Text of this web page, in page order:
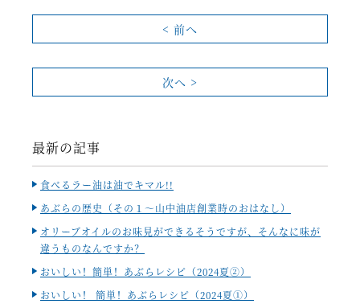
< 前へ
次へ >
最新の記事
食べるラー油は油でキマル!!
あぶらの歴史（その１～山中油店創業時のおはなし）
オリーブオイルのお味見ができるそうですが、そんなに味が
違うものなんですか？
おいしい！簡単！あぶらレシピ（2024夏②）
おいしい！ 簡単！あぶらレシピ（2024夏①）